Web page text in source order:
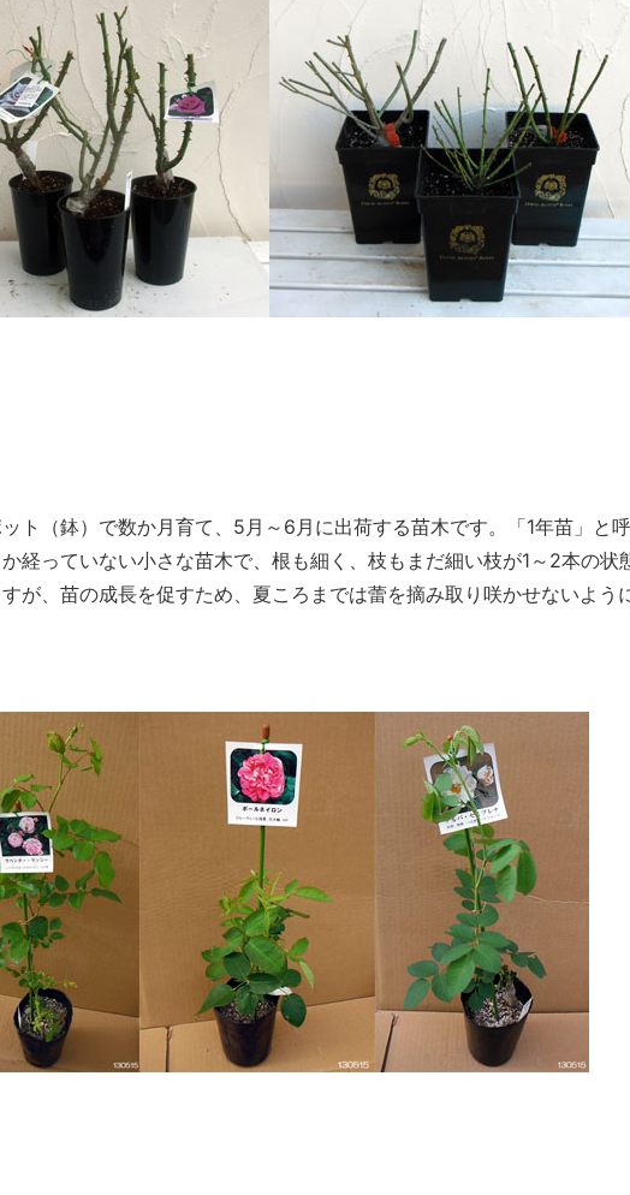
ト（鉢）で数か月育て、5月～6月に出荷する苗木です。「1年苗」と
経っていない小さな苗木で、根も細く、枝もまだ細い枝が1～2本の状
が、苗の成長を促すため、夏ころまでは蕾を摘み取り咲かせないよう